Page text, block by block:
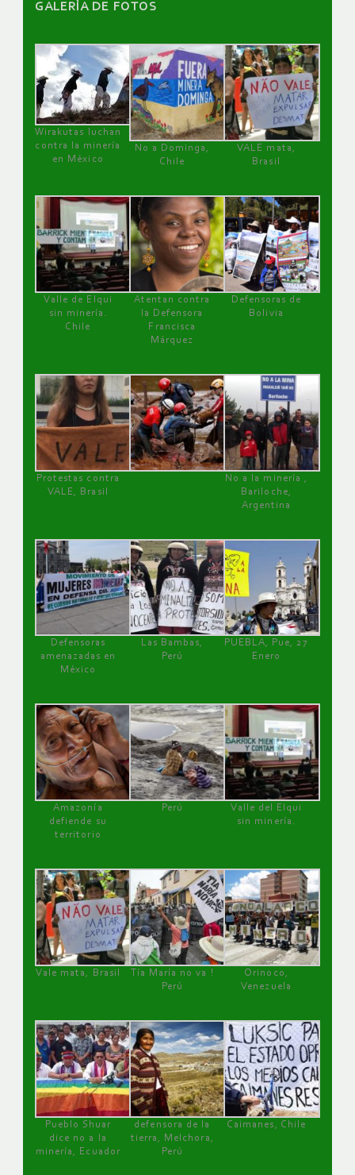
GALERÌA DE FOTOS
Wirakutas luchan
contra la minería
en México
No a Dominga,
Chile
VALE mata,
Brasil
Valle de Elqui
sin minería.
Chile
Atentan contra
la Defensora
Francisca
Márquez
Defensoras de
Bolivia
Protestas contra
VALE, Brasil
No a la minería ,
Bariloche,
Argentina
Defensoras
amenazadas en
México
Las Bambas,
Perú
PUEBLA, Pue, 27
Enero
Amazonía
defiende su
territorio
Perú
Valle del Elqui
sin minería.
Vale mata, Brasil
Tía María no va !
Perú
Orinoco,
Venezuela
Pueblo Shuar
dice no a la
minería, Ecuador
defensora de la
tierra, Melchora,
Perú
Caimanes, Chile